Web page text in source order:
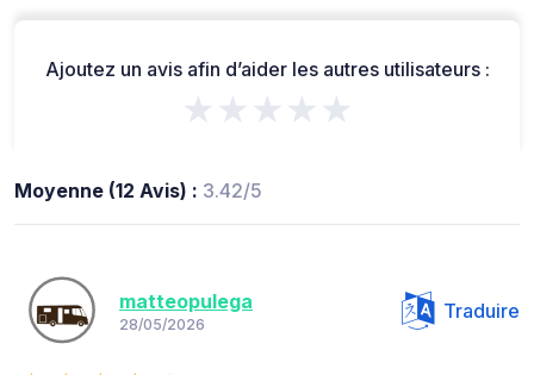
Ajoutez un avis afin d’aider les autres utilisateurs :
★★★★★
Moyenne (12 Avis) : 3.42/5
matteopulega
28/05/2026
Traduire